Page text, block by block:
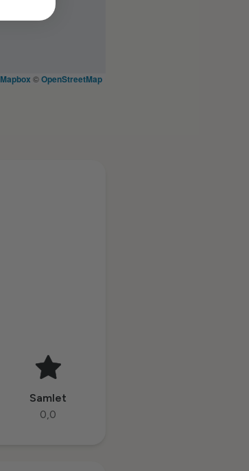
Mapbox ©OpenStreetMap
Samlet
0,0